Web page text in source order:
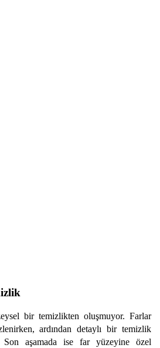
bir temizlikten oluşmuyor. Farlar
ardından detaylı bir temizlik
Son aşamada ise far yüzeyine özel